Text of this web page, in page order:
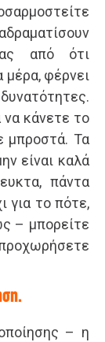
από ότι
μέρα, φέρνει
να κάνετε το
μπροστά. Τα
είναι καλά
πάντα
για το πότε,
– μπορείτε
– η